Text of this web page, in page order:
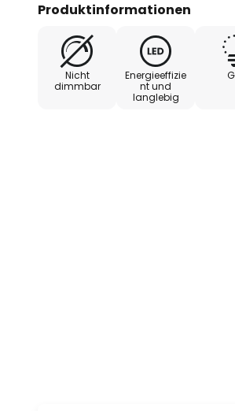
Produktinformationen
Nicht
dimmbar
Energieeffizie
nt und
langlebig